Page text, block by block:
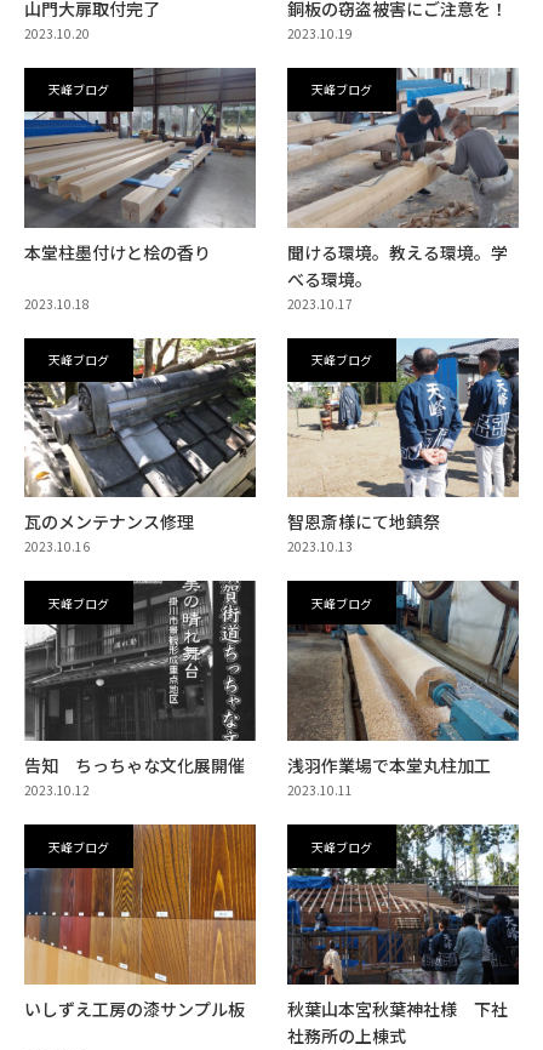
山門大扉取付完了
2023.10.20
銅板の窃盗被害にご注意を！
2023.10.19
天峰ブログ
本堂柱墨付けと桧の香り
2023.10.18
天峰ブログ
聞ける環境。教える環境。学
べる環境。
2023.10.17
天峰ブログ
瓦のメンテナンス修理
2023.10.16
天峰ブログ
智恩斎様にて地鎮祭
2023.10.13
天峰ブログ
告知 ちっちゃな文化展開催
2023.10.12
天峰ブログ
浅羽作業場で本堂丸柱加工
2023.10.11
天峰ブログ
いしずえ工房の漆サンプル板
天峰ブログ
秋葉山本宮秋葉神社様 下社
社務所の上棟式